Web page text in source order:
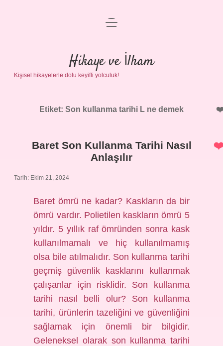
Anasayfa
Gizlilik Politikası
Yasal Uyarı
menüyü
Hikaye ve İlham
Kişisel hikayelerle dolu keyifli yolculuk!
Etiket: Son kullanma tarihi L ne demek
Baret Son Kullanma Tarihi Nasıl
Anlaşılır
Tarih: Ekim 21, 2024
Baret ömrü ne kadar? Kaskların da bir
ömrü vardır. Polietilen kaskların ömrü 5
yıldır. 5 yıllık raf ömründen sonra kask
kullanılmamalı ve hiç kullanılmamış
olsa bile atılmalıdır. Son kullanma tarihi
geçmiş güvenlik kasklarını kullanmak
çalışanlar için risklidir. Son kullanma
tarihi nasıl belli olur? Son kullanma
tarihi, ürünlerin tazeliğini ve güvenliğini
sağlamak için önemli bir bilgidir.
Geleneksel olarak son kullanma tarihi